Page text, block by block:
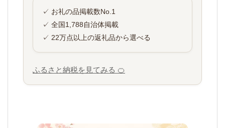
✓ お礼の品掲載数No.1
✓ 全国1,788自治体掲載
✓ 22万点以上の返礼品から選べる
ふるさと納税を見てみる 🍊